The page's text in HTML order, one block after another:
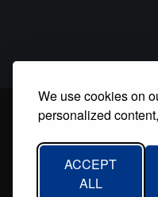
We use cookies on
personalized
ACCEPT
ALL
Footer
menu
Inicio